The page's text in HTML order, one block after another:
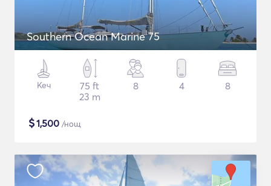
Southern Ocean Marine 75
Кеч
75 ft
23 m
8 4 8
$1,500 /нощ